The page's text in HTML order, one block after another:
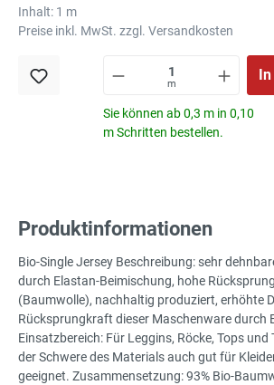
Inhalt: 1 m
Preise inkl. MwSt. zzgl. Versandkosten
m
Sie können ab 0,3 m in 0,10
m Schritten bestellen.
Produktinformationen
Bio-Single Jersey Beschreibung: sehr
durch Elastan-Beimischung, hohe
(Baumwolle), nachhaltig produziert, erhöhte
Rücksprungkraft dieser Maschenware durch
Einsatzbereich: Für Leggins, Röcke, Tops und
der Schwere des Materials auch gut für
geeignet. Zusammensetzung: 93% Bio-